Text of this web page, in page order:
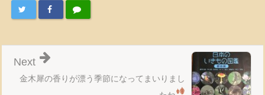
金木犀の香りが漂う季節になってまいりまし
Next